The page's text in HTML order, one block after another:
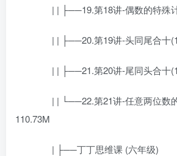
| | ├──19.第18讲-偶数的特殊
| | ├──20.第19讲-头同尾合十
| | ├──21.第20讲-尾同头合十
| | └──22.第21讲-任意两位数
110.73M
| ├──丁丁思维课 (六年级)